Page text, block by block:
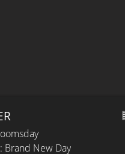
Brand New Day